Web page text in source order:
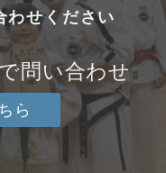
わせください
問い合わせ
ら